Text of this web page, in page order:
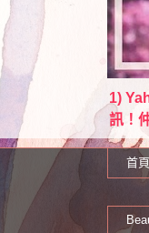
1)
訊！
首頁